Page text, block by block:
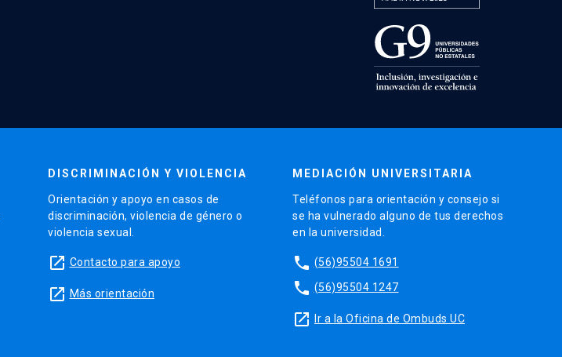
DISCRIMINACIÓN Y VIOLENCIA
Orientación y apoyo en casos de
discriminación, violencia de género o
violencia sexual.
launch Contacto para apoyo
launch Más orientación
MEDIACIÓN UNIVERSITARIA
Teléfonos para orientación y consejo si
se ha vulnerado alguno de tus derechos
en la universidad.
phone (56)95504 1691
phone (56)95504 1247
launch Ir a la Oficina de Ombuds UC